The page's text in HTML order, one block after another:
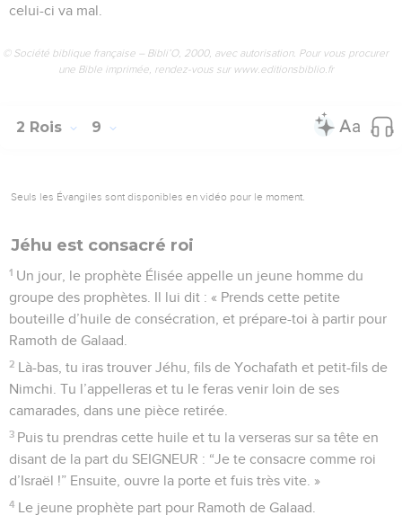
celui-ci va mal.
© Société biblique française – Bibli’O, 2000, avec autorisation. Pour vous procurer
une Bible imprimée, rendez-vous sur www.editionsbiblio.fr
2 Rois 9
Seuls les Évangiles sont disponibles en vidéo pour le moment.
Jéhu est consacré roi
1 Un jour, le prophète Élisée appelle un jeune homme du
groupe des prophètes. Il lui dit : « Prends cette petite
bouteille d’huile de consécration, et prépare-toi à partir pour
Ramoth de Galaad.
2 Là-bas, tu iras trouver Jéhu, fils de Yochafath et petit-fils de
Nimchi. Tu l’appelleras et tu le feras venir loin de ses
camarades, dans une pièce retirée.
3 Puis tu prendras cette huile et tu la verseras sur sa tête en
disant de la part du SEIGNEUR : “Je te consacre comme roi
d’Israël !” Ensuite, ouvre la porte et fuis très vite. »
4 Le jeune prophète part pour Ramoth de Galaad.